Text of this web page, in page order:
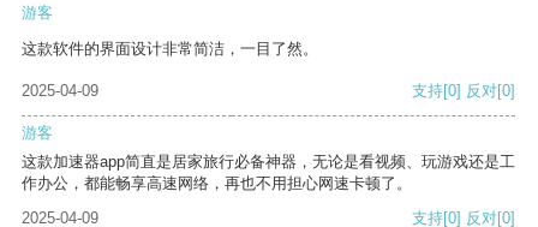
游客
这款软件的界面设计非常简洁，一目了然。
2025-04-09 支持[0] 反对[0]
游客
这款加速器app简直是居家旅行必备神器，无论是看视频、玩游戏还是工
作办公，都能畅享高速网络，再也不用担心网速卡顿了。
2025-04-09
支持[0] 反对[0]